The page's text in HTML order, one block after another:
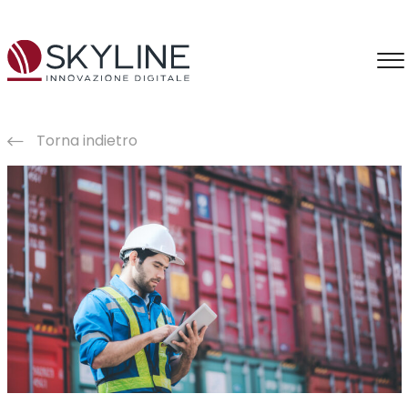
Consulenza
Business Intelligence
Intelligenza Artificiale
Applicazioni IA
Formazione IA
Torna indietro